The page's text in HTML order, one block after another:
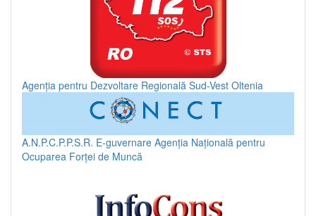
Agenția pentru Dezvoltare Regională Sud-Vest Oltenia
A.N.P.C.P.P.S.R. E-guvernare Agenția Națională pentru
Ocuparea Forței de Muncă